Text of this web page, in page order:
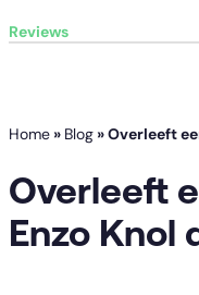
Reviews
Home » Blog »Overleeft
Overleeft
Enzo Knol